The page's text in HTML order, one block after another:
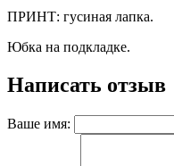
ПРИНТ: гусиная лапка.
Юбка на подкладке.
Написать отзыв
Ваше имя: